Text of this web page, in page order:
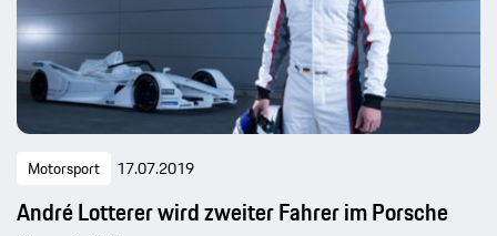
Motorsport 17.07.2019
André Lotterer wird zweiter Fahrer im Porsche